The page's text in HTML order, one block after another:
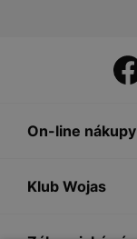
On-line nákupy
Klub Wojas